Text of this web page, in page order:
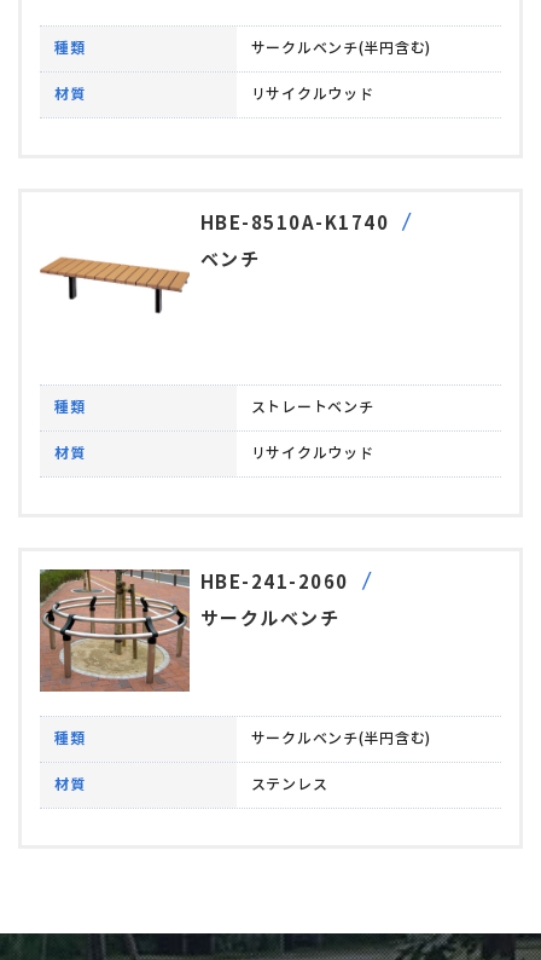
種類 サークルベンチ(半円含む)
材質 リサイクルウッド
HBE-8510A-K1740
ベンチ
種類 ストレートベンチ
材質 リサイクルウッド
HBE-241-2060
サークルベンチ
種類 サークルベンチ(半円含む)
材質 ステンレス